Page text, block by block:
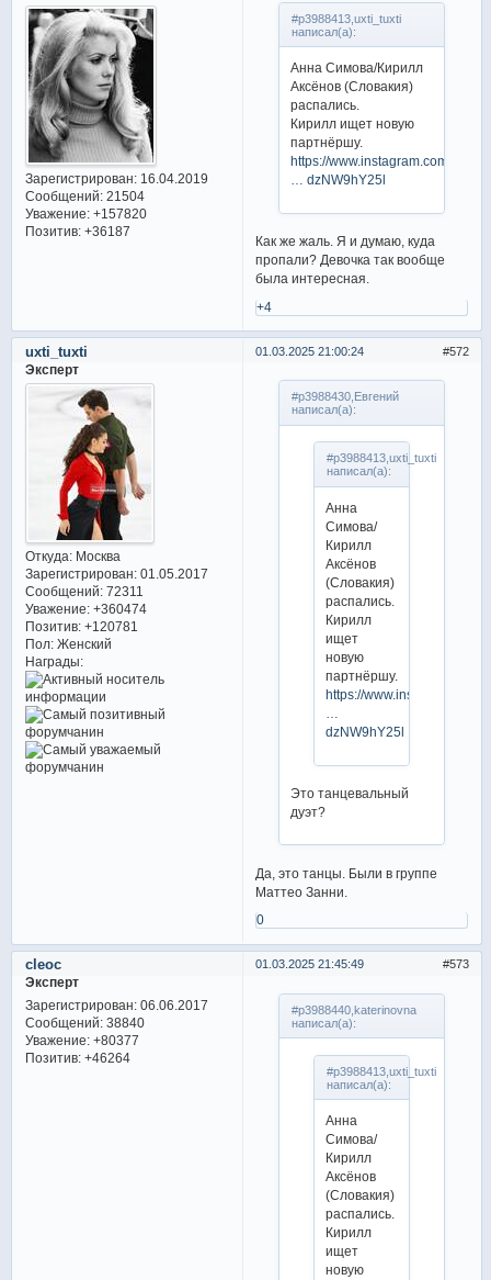
Зарегистрирован: 16.04.2019
Сообщений:21504
Уважение: +157820
Позитив: +36187
#p3988413,uxti_tuxti
написал(а):
Анна Симова/Кирилл
Аксёнов (Словакия)
распались.
Кирилл ищет новую
партнёршу.
https://www.instagram.com/p/
… dzNW9hY25l
Как же жаль. Я и думаю, куда
пропали? Девочка так вообще
была интересная.
+4
572
01.03.2025 21:00:24
uxti_tuxti
Эксперт
Откуда:Москва
Зарегистрирован: 01.05.2017
Сообщений:72311
Уважение: +360474
Позитив: +120781
Пол:Женский
Награды:
#p3988430,Евгений
написал(а):
#p3988413,uxti_tuxti
написал(а):
Анна
Симова/
Кирилл
Аксёнов
(Словакия)
распались.
Кирилл
ищет
новую
партнёршу.
https://
dzNW9hY25l
Это танцевальный
дуэт?
Да, это танцы. Были в группе
Маттео Занни.
0
573
01.03.2025 21:45:49
cleoc
Эксперт
Зарегистрирован: 06.06.2017
Сообщений:38840
Уважение: +80377
Позитив: +46264
#p3988440,katerinovna
написал(а):
#p3988413,uxti_tuxti
написал(а):
Анна
Симова/
Кирилл
Аксёнов
(Словакия)
распались.
Кирилл
ищет
новую